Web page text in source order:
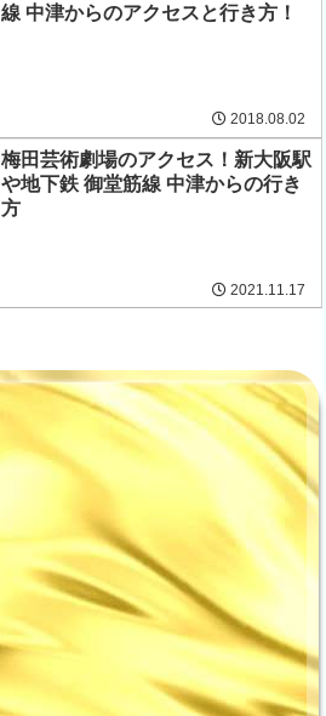
線 中津からのアクセスと行き方！
2018.08.02
梅田芸術劇場のアクセス！新大阪駅
や地下鉄 御堂筋線 中津からの行き
方
2021.11.17